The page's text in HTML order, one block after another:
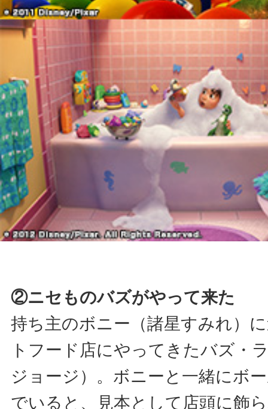
②ニセものバズがやって来た
持ち主のボニー（諸星すみれ）
トフード店にやってきたバズ・
ジョージ）。ボニーと一緒にボ
でいると、見本として店頭に飾